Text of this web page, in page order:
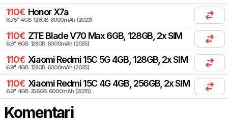
110€ Honor X7a
6.75" 4GB 128GB 6000mAh (2023)
110€ ZTE Blade V70 Max 6GB, 128GB, 2x SIM
6.9" 6GB 128GB 6000mAh (2025)
110€ Xiaomi Redmi 15C 5G 4GB, 128GB, 2x SIM
6.9" 4GB 128GB 6000mAh (2025)
110€ Xiaomi Redmi 15C 4G 4GB, 256GB, 2x SIM
6.9" 4GB 256GB 6000mAh (2025)
Komentari